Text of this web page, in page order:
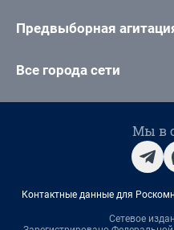
Предвыборная
Все города сети
Мы в
Контактные данные для
Сетевое